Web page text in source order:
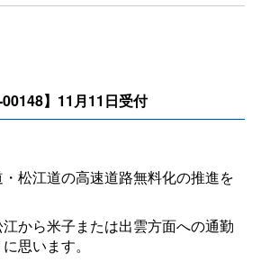
00148】11月11日受付
松江道の高速道路無料化の推進を
から米子または出雲方面への通勤
思います。